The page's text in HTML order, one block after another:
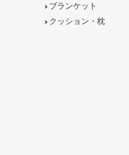
ブランケット
クッション・枕